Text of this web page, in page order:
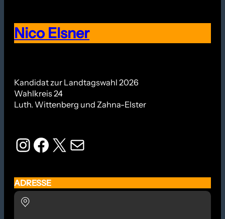
Nico Elsner
Kandidat zur Landtagswahl 2026
Wahlkreis 24
Luth. Wittenberg und Zahna-Elster
InstagramFacebook X E-Mail
ADRESSE